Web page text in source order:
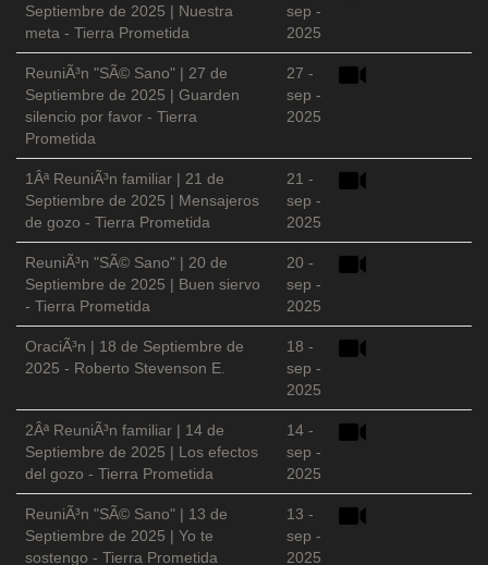
Septiembre de 2025 | Nuestra
meta - Tierra Prometida
sep -
2025
ReuniÃ³n "SÃ© Sano" | 27 de
Septiembre de 2025 | Guarden
silencio por favor - Tierra
Prometida
27 -
sep -
2025
1Âª ReuniÃ³n familiar | 21 de
Septiembre de 2025 | Mensajeros
de gozo - Tierra Prometida
21 -
sep -
2025
ReuniÃ³n "SÃ© Sano" | 20 de
Septiembre de 2025 | Buen siervo
- Tierra Prometida
20 -
sep -
2025
OraciÃ³n | 18 de Septiembre de
2025 - Roberto Stevenson E.
18 -
sep -
2025
2Âª ReuniÃ³n familiar | 14 de
Septiembre de 2025 | Los efectos
del gozo - Tierra Prometida
14 -
sep -
2025
ReuniÃ³n "SÃ© Sano" | 13 de
Septiembre de 2025 | Yo te
sostengo - Tierra Prometida
13 -
sep -
2025